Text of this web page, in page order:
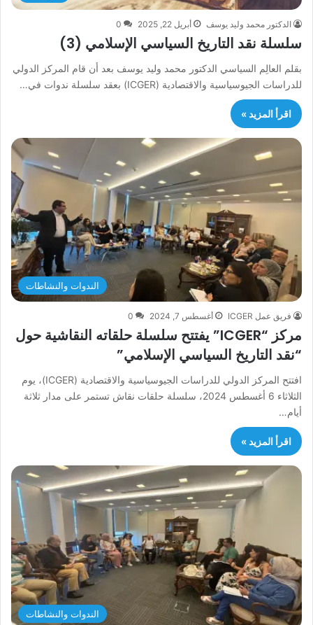
الدكتور محمد وليد يوسف أبريل 22, 2025 0
سلسلة نقد التاريخ السياسي الإسلامي (3)
بقلم العالِم السياسي الدكتور محمد وليد يوسف بعد أن قام المركز الدولي
للدراسات الجيوسياسية والاقتصادية (ICGER) بعقد سلسلة ندوات في…
اقرأ المزيد »
الندوات والنشاطات
فريق عمل ICGER أغسطس 7, 2024 0
مركز “ICGER” يفتتح سلسلة حلقاته النقاشية حول
“نقد التاريخ السياسي الإسلامي”
افتتح المركز الدولي للدراسات الجيوسياسية والاقتصادية (ICGER)، يوم
الثلاثاء 6 أغسطس 2024، سلسلة حلقات نقاش تستمر على مدار ثلاثة
أيام…
اقرأ المزيد »
الندوات والنشاطات